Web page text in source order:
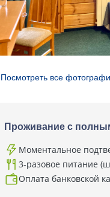
Посмотреть все
Проживание с
Моментальное
3-разовое питание
Оплата банковской